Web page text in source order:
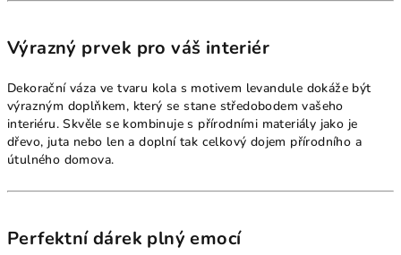
Výrazný prvek pro váš interiér
Dekorační váza ve tvaru kola s motivem levandule dokáže být
výrazným doplňkem, který se stane středobodem vašeho
interiéru. Skvěle se kombinuje s přírodními materiály jako je
dřevo, juta nebo len a doplní tak celkový dojem přírodního a
útulného domova.
Perfektní dárek plný emocí